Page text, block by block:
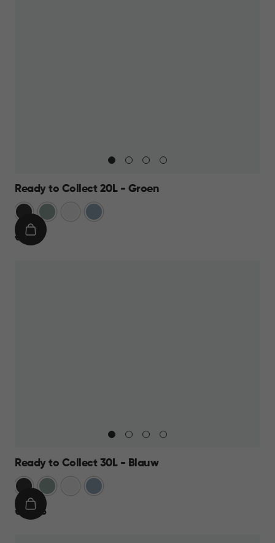
Ready to Collect 20L - Groen
Donkergrijs
Groen Blauw
€
€ 19,95
IN
Ready to Collect 30L - Blauw
Donkergrijs
Groen Blauw
€
€ 24,95
IN